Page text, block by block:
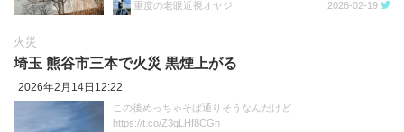
重度の老眼近視オヤジ 2026-02-19
火災
埼玉 熊谷市三本で火災 黒煙上がる
2026年2月14日12:22
この後めっちゃそば通りそうなんだけど
https://t.co/Z3gLHf8CGh